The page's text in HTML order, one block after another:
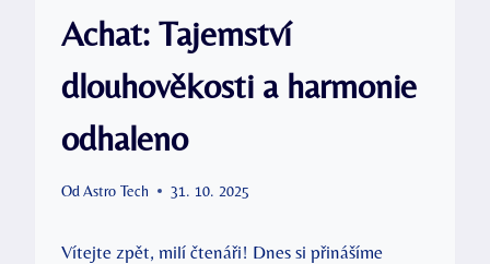
Achat: Tajemství
dlouhověkosti a harmonie
odhaleno
Od Astro Tech 31. 10. 2025
Vítejte zpět, milí čtenáři! Dnes si přinášíme